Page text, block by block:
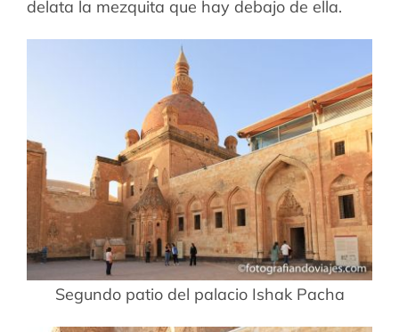
delata la mezquita que hay debajo de ella.
Segundo patio del palacio Ishak Pacha